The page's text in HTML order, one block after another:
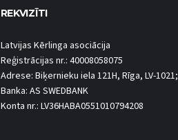
REKVIZĪTI
Latvijas Kērlinga asociācija
Reģistrācijas nr.: 40008058075
Adrese: Biķernieku iela 121H, Rīga, LV-1021;
Banka: AS SWEDBANK
Konta nr.: LV36HABA0551010794208